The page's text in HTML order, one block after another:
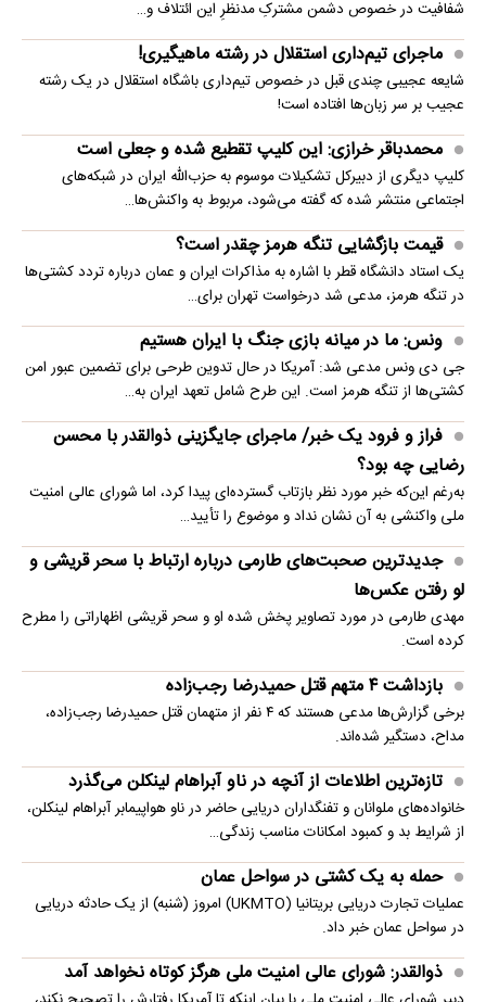
شفافیت در خصوص دشمن مشترکِ مدنظرِ این ائتلاف و…
ماجرای تیم‌داری استقلال در رشته ماهیگیری!
شایعه عجیبی چندی قبل در خصوص تیم‌داری باشگاه استقلال در یک رشته
عجیب بر سر زبان‌ها افتاده است!
محمدباقر خرازی: این کلیپ تقطیع شده و جعلی است
کلیپ دیگری از دبیرکل تشکیلات موسوم به حزب‌الله ایران در شبکه‌های
اجتماعی منتشر شده که گفته می‌شود، مربوط به واکنش‌ها…
قیمت بازگشایی تنگه هرمز چقدر است؟
یک استاد دانشگاه قطر با اشاره به مذاکرات ایران و عمان درباره تردد کشتی‌ها
در تنگه هرمز، مدعی شد درخواست تهران برای…
ونس: ما در میانه بازی جنگ با ایران هستیم
جی دی ونس مدعی شد: آمریکا در حال تدوین طرحی برای تضمین عبور امن
کشتی‌ها از تنگه هرمز است. این طرح شامل تعهد ایران به…
فراز و فرود یک خبر/ ماجرای جایگزینی ذوالقدر با محسن
رضایی چه بود؟
به‌رغم این‌که خبر مورد نظر بازتاب گسترده‌ای پیدا کرد، اما شورای عالی امنیت
ملی واکنشی به آن نشان نداد و موضوع را تأیید…
جدیدترین صحبت‌های طارمی درباره ارتباط با سحر قریشی و
لو رفتن عکس‌ها
مهدی طارمی در مورد تصاویر پخش شده او و سحر قریشی اظهاراتی را مطرح
کرده است.
بازداشت ۴ متهم قتل حمیدرضا رجب‌زاده
برخی گزارش‌ها مدعی هستند که ۴ نفر از متهمان قتل حمیدرضا رجب‌زاده،
مداح، دستگیر شده‌اند.
تازه‌ترین اطلاعات از آنچه در ناو آبراهام لینکلن می‌گذرد
خانواده‌های ملوانان و تفنگداران دریایی حاضر در ناو هواپیمابر آبراهام لینکلن،
از شرایط بد و کمبود امکانات مناسب زندگی…
حمله به یک کشتی در سواحل عمان
عملیات تجارت دریایی بریتانیا (UKMTO) امروز (شنبه) از یک حادثه دریایی
در سواحل عمان خبر داد.
ذوالقدر: شورای عالی امنیت ملی هرگز کوتاه نخواهد آمد